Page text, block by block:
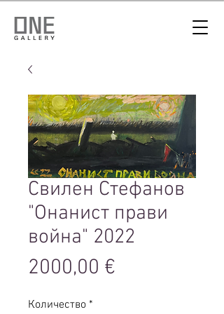
Свилен Стефанов
"Онанист прави
война" 2022
2000,00 €
Количество *